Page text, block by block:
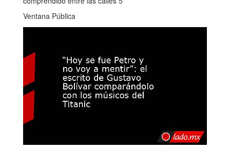
Ventana Pública